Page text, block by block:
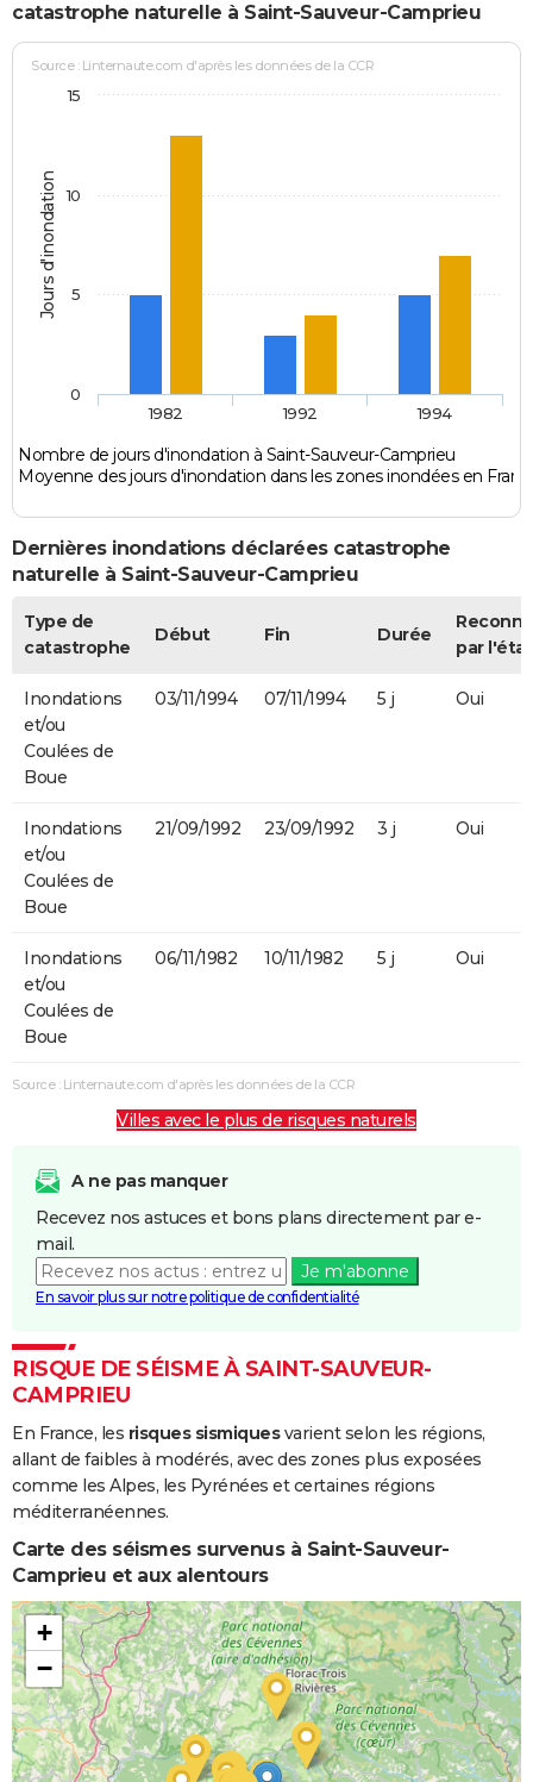
catastrophe naturelle à Saint-Sauveur-Camprieu
Jours d'inondation
Source : Linternaute.com d'après les données de la CCR
Nombre de jours d'inondation à Saint-Sauveur-Camprieu
Moyenne des jours d'inondation dans les zones inondées en
1982 1992 1994
0
5
10
15
Dernières inondations déclarées catastrophe
naturelle à Saint-Sauveur-Camprieu
Type de
catastrophe
Début Fin Durée
par l'état
Inondations
et/ou
Coulées de
Boue
03/11/1994 07/11/1994 5 j Oui
Inondations
et/ou
Coulées de
Boue
21/09/1992 23/09/1992 3 j Oui
Inondations
et/ou
Coulées de
Boue
06/11/1982 10/11/1982 5 j Oui
Source : Linternaute.com d'après les données de la CCR
Villes avec le plus de risques naturels
A ne pas manquer
Recevez nos astuces et bons plans directement par e-
mail.
Je m'abonne
En savoir plus sur notre politique de confidentialité
RISQUE DE SÉISME À SAINT-SAUVEUR-
CAMPRIEU
En France, les risques sismiquesvarient selon les régions,
allant de faibles à modérés, avec des zones plus exposées
comme les Alpes, les Pyrénées et certaines régions
méditerranéennes.
Carte des séismes survenus à Saint-Sauveur-
Camprieu et aux alentours
+
−